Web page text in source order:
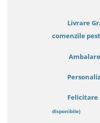
Livrare
comenzile
disponibile)